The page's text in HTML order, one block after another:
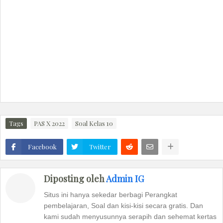
Tags PAS X 2022 Soal Kelas 10
Facebook Twitter
Diposting olehAdmin IG
Situs ini hanya sekedar berbagi Perangkat
pembelajaran, Soal dan kisi-kisi secara gratis. Dan
kami sudah menyusunnya serapih dan sehemat kertas